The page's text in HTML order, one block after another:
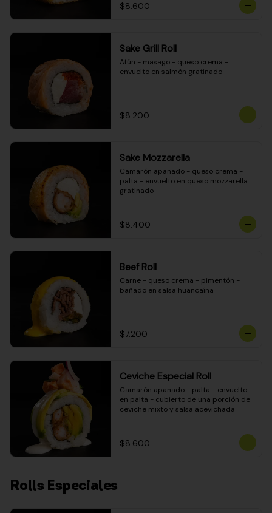
$8.600
Sake Grill Roll
Atún - masago - queso crema -
envuelto en salmón gratinado
$8.200
Sake Mozzarella
Camarón apanado - queso crema -
palta - envuelto en queso mozzarella
gratinado
$8.400
Beef Roll
Carne - queso crema - pimentón -
bañado en salsa huancaína
$7.200
Ceviche Especial Roll
Camarón apanado - palta - envuelto
en palta - cubierto de una porción de
ceviche mixto y salsa acevichada
$8.600
Rolls Especiales